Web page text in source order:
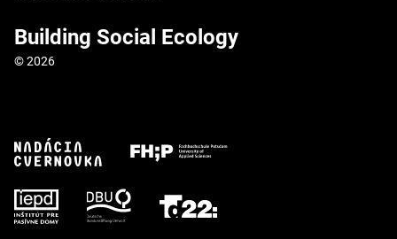
Building Social Ecology
© 2026